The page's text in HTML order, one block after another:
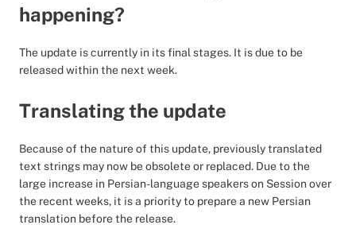
happening?
The update is currently in its final stages. It is due to be
released within the next week.
Translating the update
Because of the nature of this update, previously translated
text strings may now be obsolete or replaced. Due to the
large increase in Persian-language speakers on Session over
the recent weeks, it is a priority to prepare a new Persian
translation before the release.